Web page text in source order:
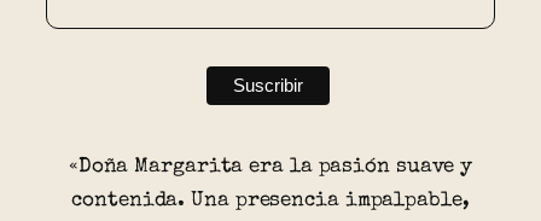
«Doña Margarita era la pasión suave y
contenida. Una presencia impalpable,